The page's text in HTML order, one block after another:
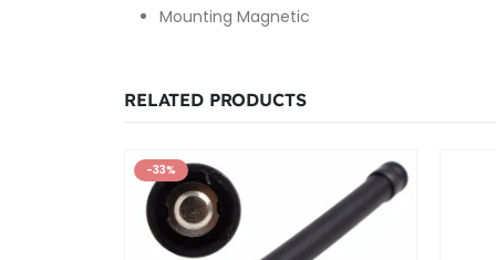
Mounting Magnetic
RELATED PRODUCTS
-33%